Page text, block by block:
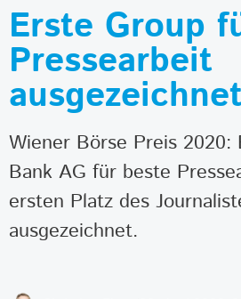
Erste Group
Pressearbeit
Wiener Börse Preis 2020:
Bank AG für beste
ersten Platz des
ausgezeichnet.